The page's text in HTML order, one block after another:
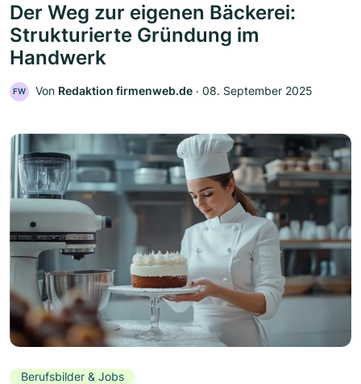
Der Weg zur eigenen Bäckerei:
Strukturierte Gründung im
Handwerk
FW Von Redaktion firmenweb.de ‧ 08. September 2025
Berufsbilder & Jobs